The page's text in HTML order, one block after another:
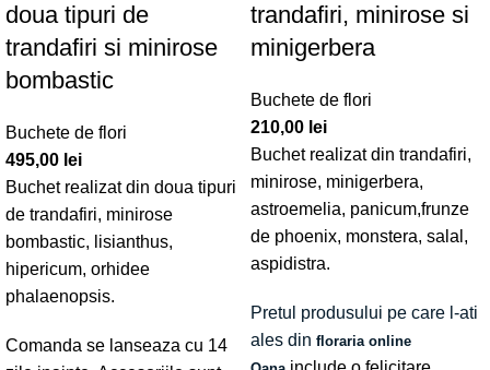
doua tipuri de
trandafiri si minirose
bombastic
Buchete de flori
495,00 lei
Buchet realizat din doua tipuri
de trandafiri, minirose
bombastic, lisianthus,
hipericum, orhidee
phalaenopsis.
Comanda se lanseaza cu 14
trandafiri, minirose si
minigerbera
Buchete de flori
210,00 lei
Buchet realizat din trandafiri,
minirose, minigerbera,
astroemelia, panicum,frunze
de phoenix, monstera, salal,
aspidistra.
Pretul produsului pe care l-ati
ales din floraria online